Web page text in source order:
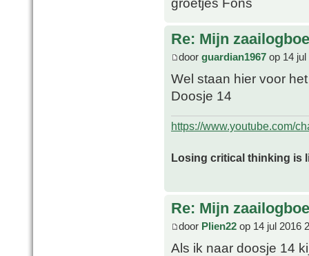
groetjes Fons
Re: Mijn
door guardian1967 op 14 jul
Wel staan hier voor
Doosje 14
https://www.youtube.com/
Losing critical thinking is
Re: Mijn
door Plien22 op 14 jul 2016
Als ik naar doosje 14